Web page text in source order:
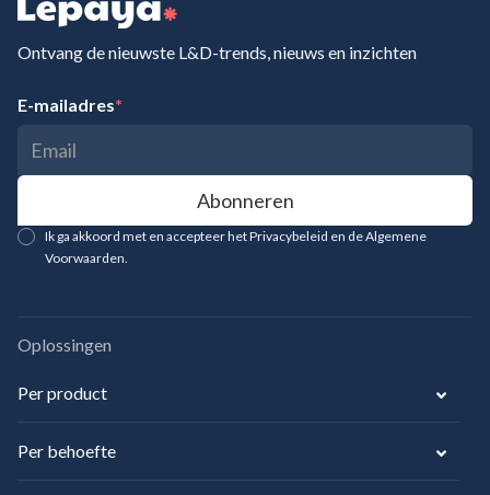
Ontvang de nieuwste L&D-trends, nieuws en inzichten
E-mailadres*
Ik ga akkoord met en accepteer het Privacybeleid en de Algemene
Voorwaarden.
Oplossingen
Per product
Per behoefte